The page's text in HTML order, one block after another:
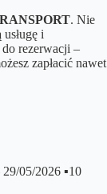
. Nie
i
rezerwacji –
zapłacić nawet
05/2026 ▪️10